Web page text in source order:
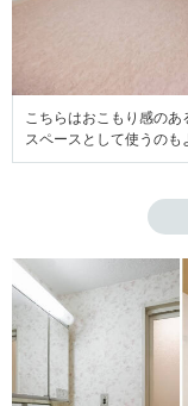
こちらはおこもり感の
スペースとして使うのも